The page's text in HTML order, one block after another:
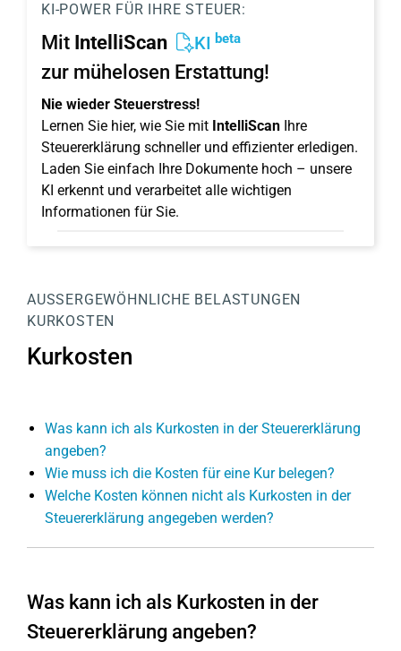
KI-POWER FÜR IHRE STEUER:
Mit IntelliScan KI beta
zur mühelosen Erstattung!
Nie wieder Steuerstress!
Lernen Sie hier, wie Sie mit IntelliScan Ihre
Steuererklärung schneller und effizienter erledigen.
Laden Sie einfach Ihre Dokumente hoch – unsere
KI erkennt und verarbeitet alle wichtigen
Informationen für Sie.
AUSSERGEWÖHNLICHE BELASTUNGEN
KURKOSTEN
Kurkosten
Was kann ich als Kurkosten in der Steuererklärung
angeben?
Wie muss ich die Kosten für eine Kur belegen?
Welche Kosten können nicht als Kurkosten in der
Steuererklärung angegeben werden?
Was kann ich als Kurkosten in der
Steuererklärung angeben?